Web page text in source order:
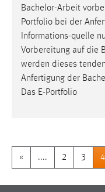
Bachelor-Arbeit
Portfolio bei der
Informations-quelle
Vorbereitung auf die
werden dieses
Anfertigung der
Das E-Portfolio
« .... 2 3 4